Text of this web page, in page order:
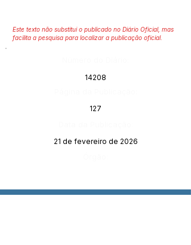
Este texto não substitui o publicado no Diário Oficial, mas
facilita a pesquisa para localizar a publicação oficial.
14208
127
21 de fevereiro de 2026